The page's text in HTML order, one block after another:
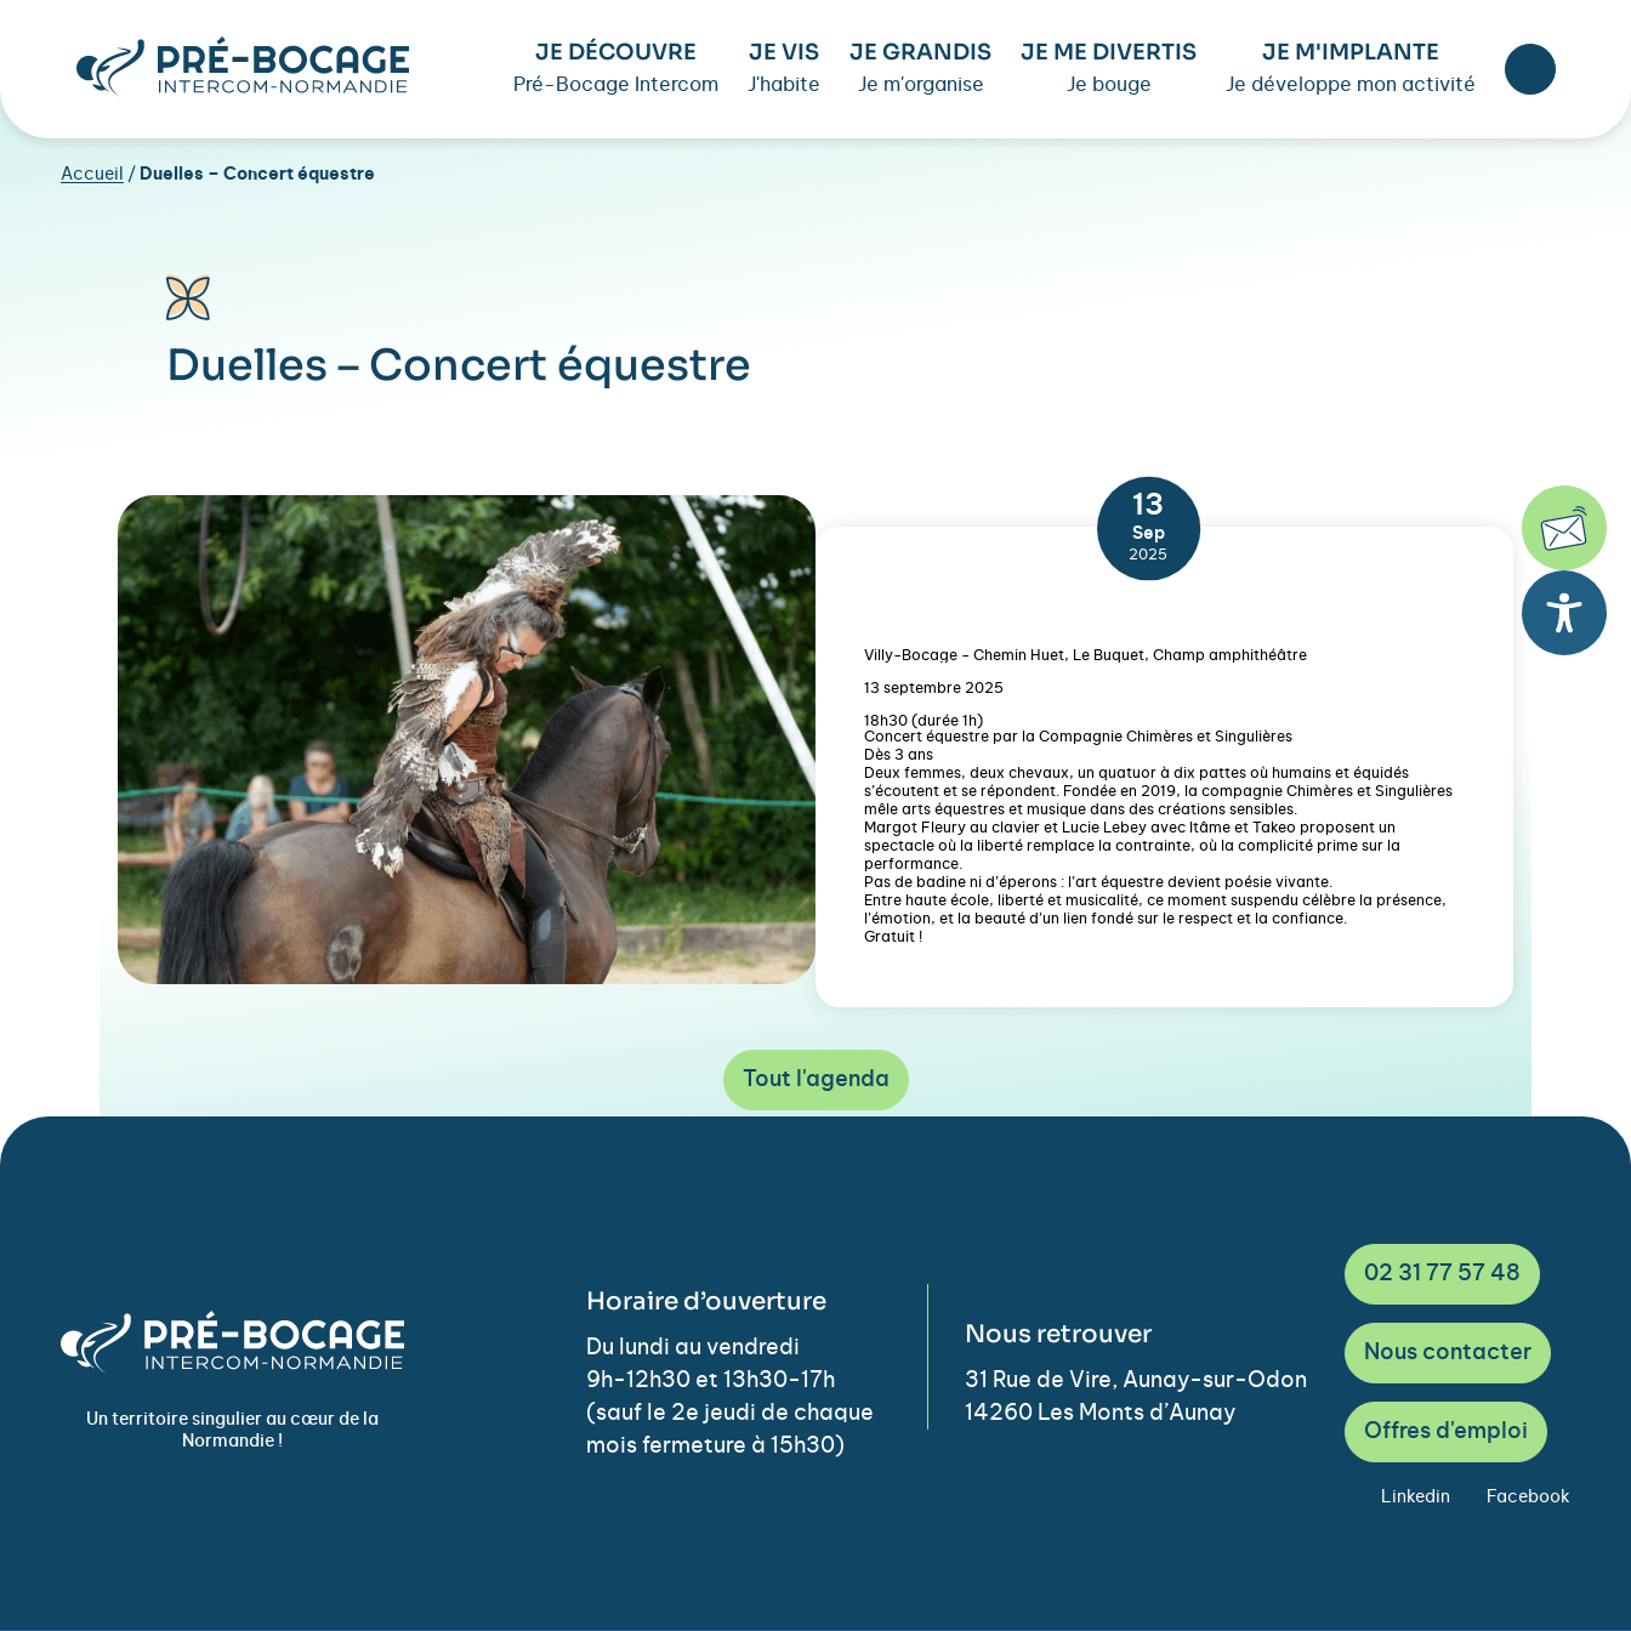
JE DÉCOUVRE
Pré-Bocage Intercom
JE VIS
J'habite
JE GRANDIS
Je m'organise
JE ME DIVERTIS
Je bouge
JE M'IMPLANTE
Je développe mon activité
Accueil / Duelles – Concert équestre
Duelles – Concert équestre
13
Sep
2025
Villy-Bocage - Chemin Huet, Le Buquet, Champ amphithéâtre
13 septembre 2025
18h30 (durée 1h)
Concert équestre par la Compagnie Chimères et Singulières
Dès 3 ans
Deux femmes, deux chevaux, un quatuor à dix pattes où humains et équidés
s’écoutent et se répondent. Fondée en 2019, la compagnie Chimères et Singulières
mêle arts équestres et musique dans des créations sensibles.
Margot Fleury au clavier et Lucie Lebey avec Itâme et Takeo proposent un
spectacle où la liberté remplace la contrainte, où la complicité prime sur la
performance.
Pas de badine ni d’éperons : l’art équestre devient poésie vivante.
Entre haute école, liberté et musicalité, ce moment suspendu célèbre la présence,
l’émotion, et la beauté d’un lien fondé sur le respect et la confiance.
Gratuit !
Tout l'agenda
Un territoire singulier au cœur de la
Normandie !
Horaire d’ouverture
Du lundi au vendredi
9h-12h30 et 13h30-17h
(sauf le 2e jeudi de chaque
mois fermeture à 15h30)
Nous retrouver
31 Rue de Vire, Aunay-sur-Odon
14260 Les Monts d’Aunay
02 31 77 57 48
Nous contacter
Offres d'emploi
Linkedin Facebook